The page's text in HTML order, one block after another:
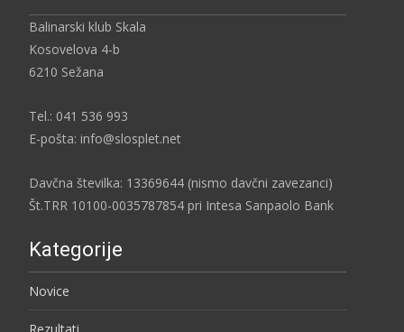
Balinarski klub Skala
Kosovelova 4-b
6210 Sežana
Tel.: 041 536 993
E-pošta: info@slosplet.net
Davčna številka: 13369644 (nismo davčni zavezanci)
Št.TRR 10100-0035787854 pri Intesa Sanpaolo Bank
Kategorije
Novice